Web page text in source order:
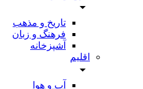
تاریخ و مذهب
فرهنگ و زبان
آشپزخانه
اقلیم
آب و هوا